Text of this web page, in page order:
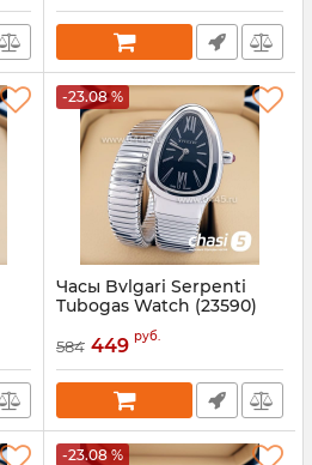
-23.08 %
Часы Bvlgari Serpenti
Tubogas Watch (23590)
23590
584 449 руб.
-23.08 %